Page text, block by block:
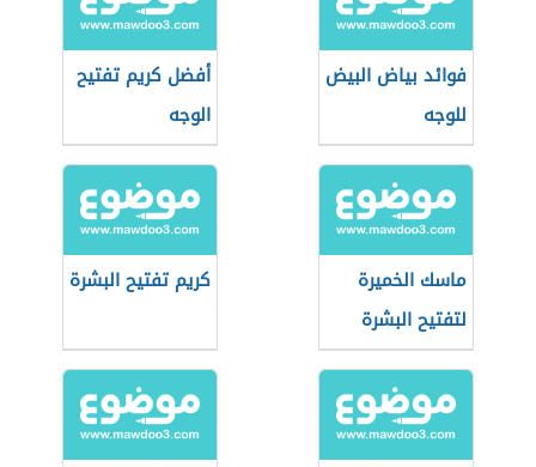
فوائد بياض البيض
للوجه
أفضل كريم تفتيح
الوجه
ماسك الخميرة
لتفتيح البشرة
كريم تفتيح البشرة